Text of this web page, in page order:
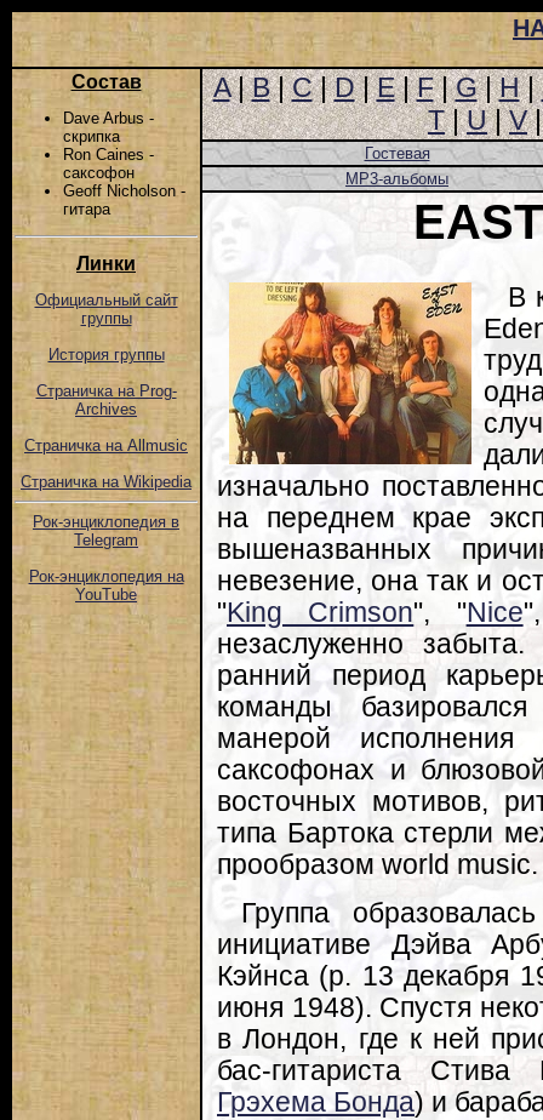
Состав
Dave Arbus -
скрипка
Ron Caines -
саксофон
Geoff Nicholson -
гитара
Линки
Официальный сайт
группы
История группы
Страничка на Prog-
Archives
Страничка на Allmusic
Страничка на Wikipedia
Рок-энциклопедия в
Telegram
Рок-энциклопедия на
YouTube
A|B|C|D|E|F|G|H|
T|U|V
Гостевая
MP3-альбомы
В
изначально
на переднем крае
вышеназванных
невезение, она так и
"King Crimson", "Nice
незаслуженно
ранний период
команды
манерой
саксофонах и
восточных мотивов,
типа Бартока стерли
прообразом world music.
Группа
инициативе Дэйва
Кэйнса (р. 13 декабря
июня 1948). Спустя
в Лондон, где к ней
бас-гитариста
Грэхема Бонда) и